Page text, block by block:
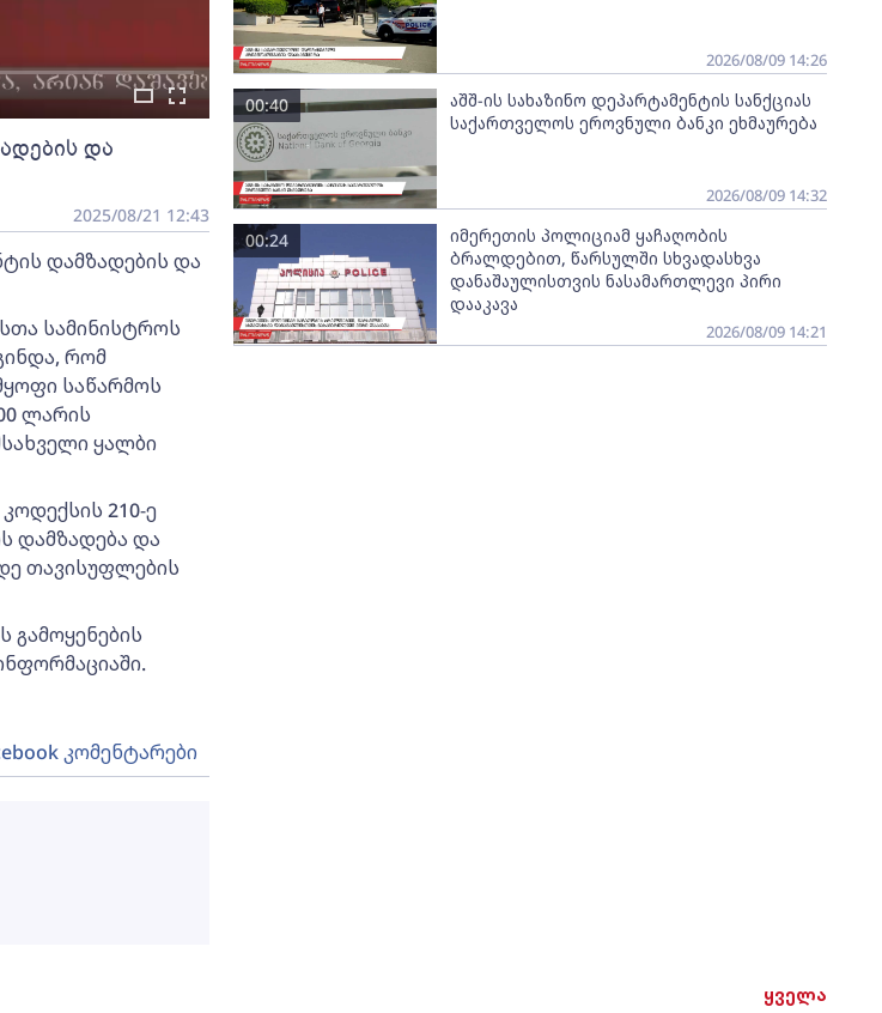
და
2025/08/21 12:43
დამზადების და
სამინისტროს
რომ
საწარმოს
ლარის
ყალბი
210-ე
დამზადება და
თავისუფლების
2026/08/09 14:26
აშშ-ის სახაზინო დეპარტამენტის სანქციას
საქართველოს ეროვნული ბანკი ეხმაურება
00:40
2026/08/09 14:32
იმერეთის პოლიციამ ყაჩაღობის
ბრალდებით, წარსულში სხვადასხვა
დანაშაულისთვის ნასამართლევი პირი
დააკავა
00:24
2026/08/09 14:21
ყველა
კომენტარები